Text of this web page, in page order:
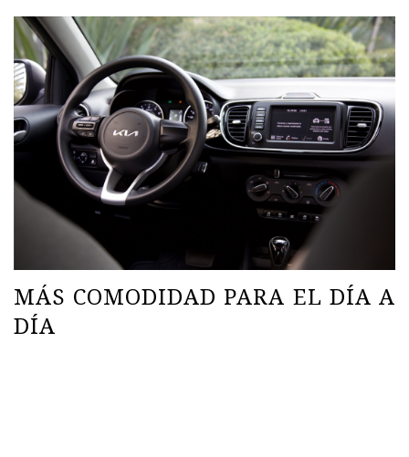
MÁS COMODIDAD PARA EL DÍA A
DÍA